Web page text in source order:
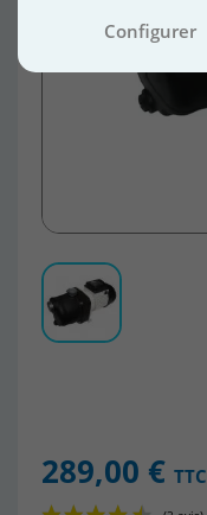
289,00 € TTC
Configurer